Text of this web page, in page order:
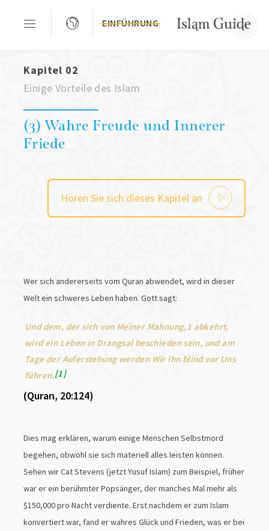
EINFÜHRUNG
Kapitel 02
Einige Vorteile des Islam
(3) Wahre Freude und Innerer
Friede
Hören Sie sich dieses Kapitel an
Wer sich andererseits vom Quran abwendet, wird in dieser
Welt ein schweres Leben haben. Gott sagt:
Und dem, der sich von Meiner Mahnung,1 abkehrt,
wird ein Leben in Drangsal beschieden sein, und am
Tage der Auferstehung werden Wir ihn blind vor Uns
führen. 1
(Quran, 20:124)
Dies mag erklären, warum einige Menschen Selbstmord
begehen, obwohl sie sich materiell alles leisten können.
Sehen wir Cat Stevens (jetzt Yusuf Islam) zum Beispiel, früher
war er ein berühmter Popsänger, der manches Mal mehr als
$150,000 pro Nacht verdiente. Erst nachdem er zum Islam
konvertiert war, fand er wahres Glück und Frieden, was er bei